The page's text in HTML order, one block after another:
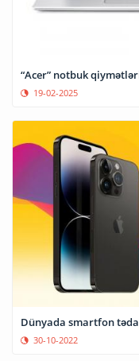
“Acer” notbuk
19-02-2025
Dünyada smartfon
30-10-2022